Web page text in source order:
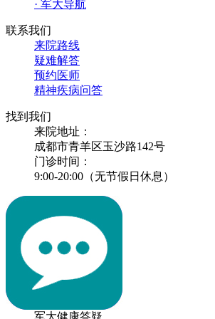
· 军大导航
联系我们
来院路线
疑难解答
预约医师
精神疾病问答
找到我们
来院地址：
成都市青羊区玉沙路142号
门诊时间：
9:00-20:00（无节假日休息）
军大健康答疑